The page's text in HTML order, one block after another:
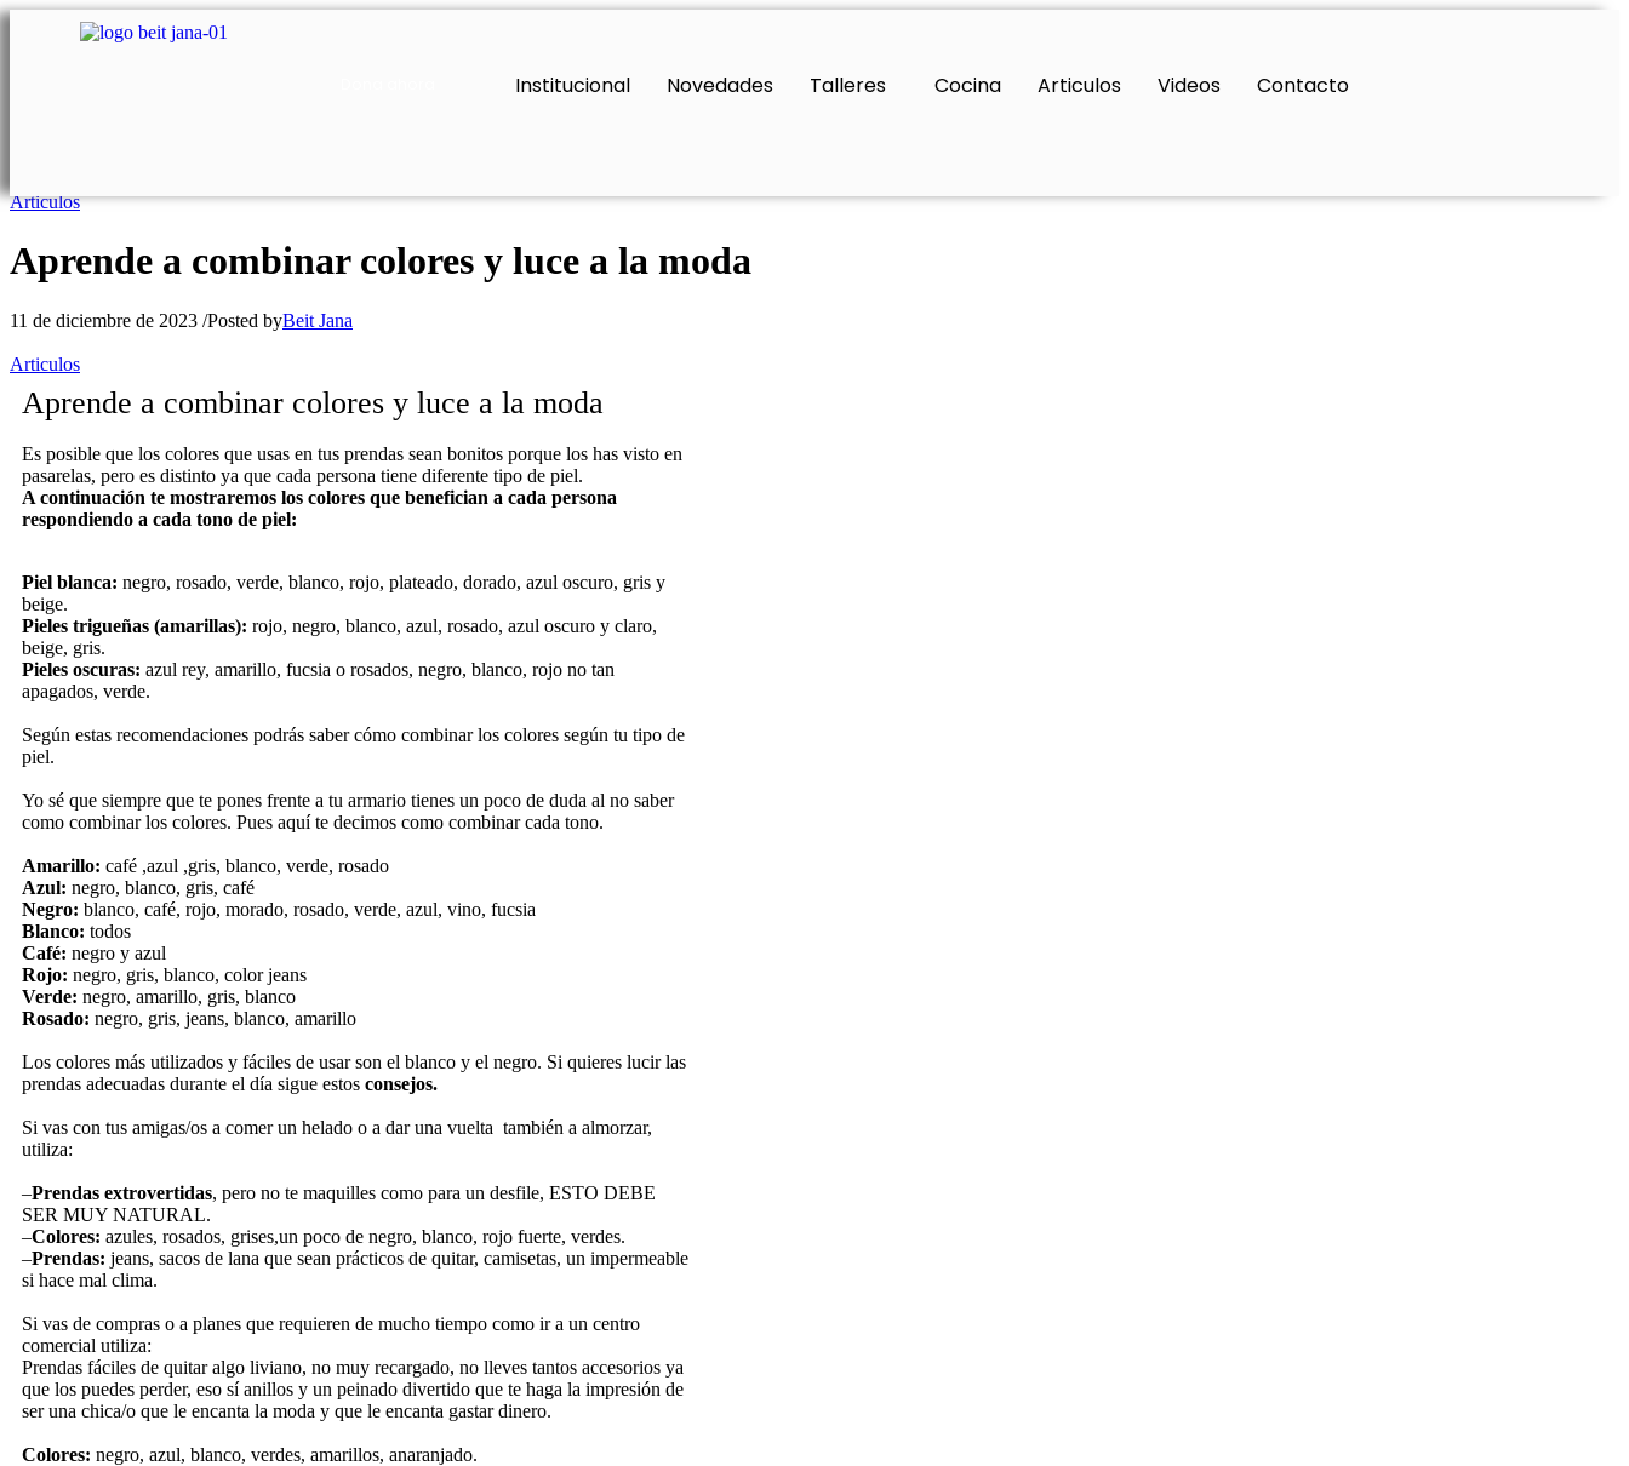
Institucional Novedades Talleres Cocina Articulos Videos Contacto
Articulos
Aprende a combinar colores y luce a la moda
11 de diciembre de 2023 /Posted byBeit Jana
Articulos
Aprende a combinar colores y luce a la moda
Es posible que los colores que usas en tus prendas sean bonitos porque los has visto en
pasarelas, pero es distinto ya que cada persona tiene diferente tipo de piel.
A continuación te mostraremos los colores que benefician a cada persona
respondiendo a cada tono de piel:
Piel blanca: negro, rosado, verde, blanco, rojo, plateado, dorado, azul oscuro, gris y
beige.
Pieles trigueñas (amarillas): rojo, negro, blanco, azul, rosado, azul oscuro y claro,
beige, gris.
Pieles oscuras: azul rey, amarillo, fucsia o rosados, negro, blanco, rojo no tan
apagados, verde.
Según estas recomendaciones podrás saber cómo combinar los colores según tu tipo de
piel.
Yo sé que siempre que te pones frente a tu armario tienes un poco de duda al no saber
como combinar los colores. Pues aquí te decimos como combinar cada tono.
Amarillo: café ,azul ,gris, blanco, verde, rosado
Azul: negro, blanco, gris, café
Negro: blanco, café, rojo, morado, rosado, verde, azul, vino, fucsia
Blanco: todos
Café: negro y azul
Rojo: negro, gris, blanco, color jeans
Verde: negro, amarillo, gris, blanco
Rosado: negro, gris, jeans, blanco, amarillo
Los colores más utilizados y fáciles de usar son el blanco y el negro. Si quieres lucir las
prendas adecuadas durante el día sigue estos consejos.
Si vas con tus amigas/os a comer un helado o a dar una vuelta también a almorzar,
utiliza:
–Prendas extrovertidas, pero no te maquilles como para un desfile, ESTO DEBE
SER MUY NATURAL.
–Colores: azules, rosados, grises,un poco de negro, blanco, rojo fuerte, verdes.
–Prendas: jeans, sacos de lana que sean prácticos de quitar, camisetas, un impermeable
si hace mal clima.
Si vas de compras o a planes que requieren de mucho tiempo como ir a un centro
comercial utiliza:
Prendas fáciles de quitar algo liviano, no muy recargado, no lleves tantos accesorios ya
que los puedes perder, eso sí anillos y un peinado divertido que te haga la impresión de
ser una chica/o que le encanta la moda y que le encanta gastar dinero.
Colores: negro, azul, blanco, verdes, amarillos, anaranjado.